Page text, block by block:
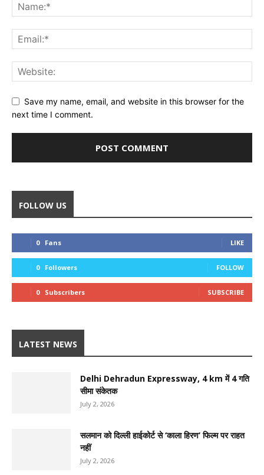
Save my name, email, and website in this browser for the
next time I comment.
FOLLOW US
0 Fans LIKE
0 Followers FOLLOW
0 Subscribers SUBSCRIBE
LATEST NEWS
Delhi Dehradun Expressway, 4 km में 4 गति
सीमा संकेतक
July 2, 2026
सलमान को दिल्ली हाईकोर्ट से ‘काला हिरण’ फिल्म पर राहत
नहीं
July 2, 2026